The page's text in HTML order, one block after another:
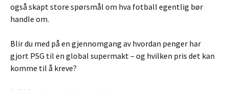
også skapt store spørsmål om hva fotball egentlig bør
handle om.
Blir du med på en gjennomgang av hvordan penger har
gjort PSG til en global supermakt – og hvilken pris det kan
komme til å kreve?